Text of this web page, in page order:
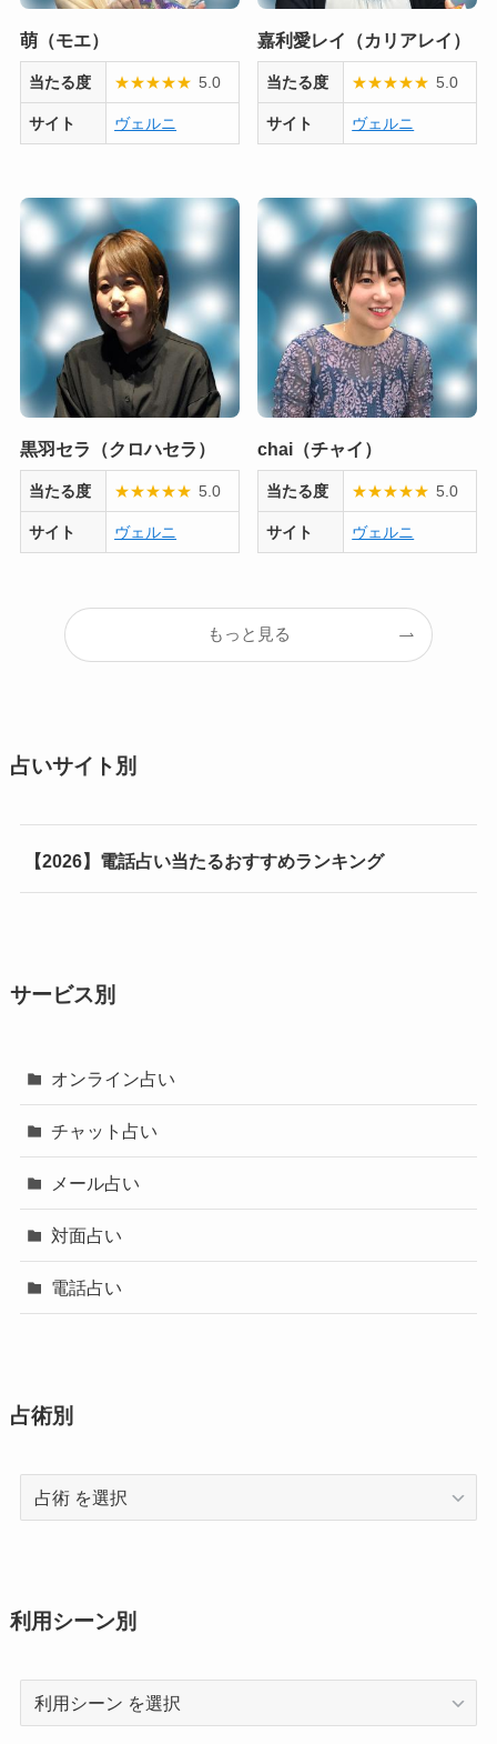
萌（モエ）
当たる度 ★★★★★ 5.0
サイト ヴェルニ
嘉利愛レイ（カリアレイ）
当たる度 ★★★★★ 5.0
サイト ヴェルニ
黒羽セラ（クロハセラ）
当たる度 ★★★★★ 5.0
サイト ヴェルニ
chai（チャイ）
当たる度 ★★★★★ 5.0
サイト ヴェルニ
もっと見る
占いサイト別
【2026】電話占い当たるおすすめランキング
サービス別
オンライン占い
チャット占い
メール占い
対面占い
電話占い
占術別
術
利用シーン別
利
用